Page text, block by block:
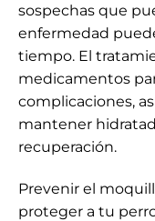
sospechas que
enfermedad
tiempo. El
medicamentos
complicaciones,
mantener
recuperación.
Prevenir el
proteger a tu